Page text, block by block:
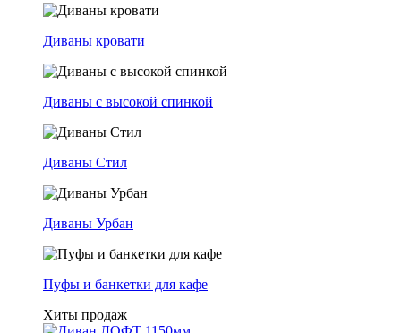
Диваны кровати
Диваны с высокой спинкой
Диваны Стил
Диваны Урбан
Пуфы и банкетки для кафе
Хиты продаж